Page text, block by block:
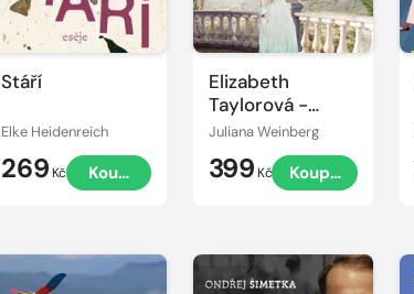
Stáří
Elke Heidenreich
269 Kč Koupit
Elizabeth
Taylorová -
Nejslavnější
Hollywoodu
Juliana Weinberg
399 Kč Koupit